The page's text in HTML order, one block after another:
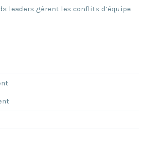
leaders gèrent les conflits d’équipe